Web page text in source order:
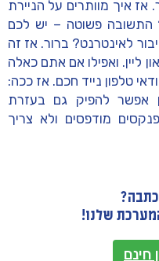
איך מוותרים על הניירת
התשובה פשוטה – יש לכם
לאינטרנט? ברור. אז זה
ליין. ואפילו אם אתם כאלה
טלפון נייד חכם. אז ככה:
אפשר להפיק גם בעזרת
מודפסים ולא צריך
שלנו!
חינם